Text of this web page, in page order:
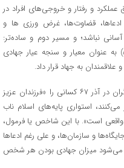
و رفتار و خروجی‌های افراد در
ادعاها، قضاوت‌ها، غرض ورزی ها و
نباشد؛ و مسیر دوم و ساده‌تر:
عنوان معیار و سنجه عیار جهادی
به جهاد قرار داد.
حضرت امام (ره) در آخرین پیام خود به جهادگران در آذر ۶۷ کسانی را «فرزندان عزیز
استواری پایه‌های اسلام ناب
است». با این شاخص یا فرمول،
و سازمان‌ها، و علی رغم ادعاها
می‌شود میزان جهادی بودن هر شخص